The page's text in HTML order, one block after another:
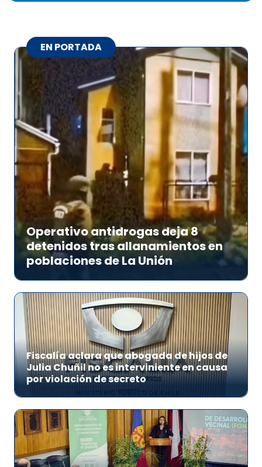
EN PORTADA
Operativo antidrogas deja 8
detenidos tras allanamientos en
poblaciones de La Unión
Fiscalía aclara que abogada de hijos de
Julia Chuñil no es interviniente en causa
por violación de secreto